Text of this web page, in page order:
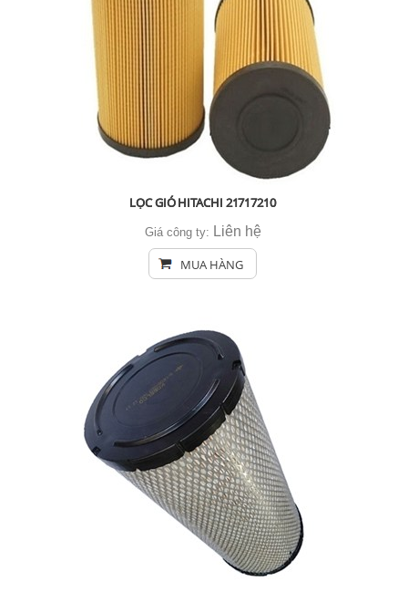
LỌC GIÓ HITACHI 21717210
Giá công ty: Liên hệ
MUA HÀNG